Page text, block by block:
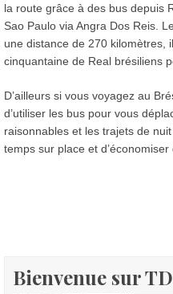
la route grâce à des bus depuis
Sao Paulo via Angra Dos Reis.
une distance de 270 kilomètres,
cinquantaine de Real brésiliens
D’ailleurs si vous voyagez au
d’utiliser les bus pour vous
raisonnables et les trajets de
temps sur place et d’économiser
Bienvenue sur